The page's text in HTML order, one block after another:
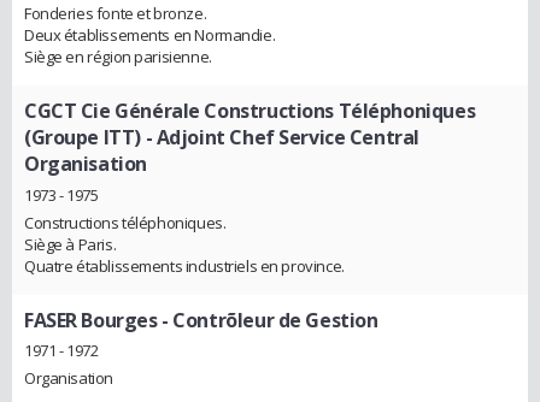
Fonderies fonte et bronze.
Deux établissements en Normandie.
Siège en région parisienne.
CGCT Cie Générale Constructions Téléphoniques
(Groupe ITT)- Adjoint Chef Service Central
Organisation
1973 - 1975
Constructions téléphoniques.
Siège à Paris.
Quatre établissements industriels en province.
FASER Bourges- Contrõleur de Gestion
1971 - 1972
Organisation